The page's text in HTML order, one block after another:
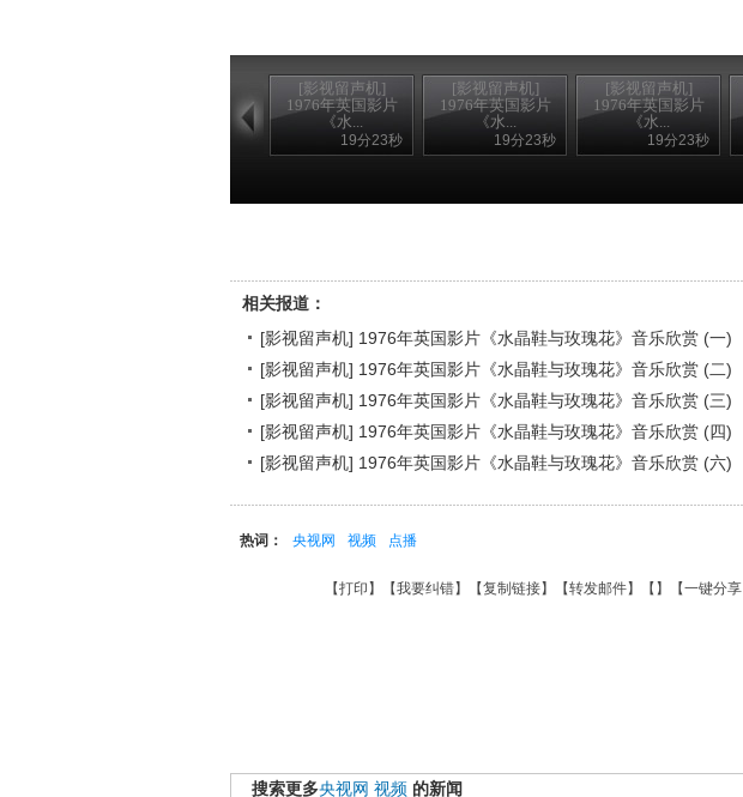
[影视留声机]
1976年英国影片
《水...
19分23秒
[影视留声机]
1976年英国影片
《水...
19分23秒
[影视留声机]
1976年英国影片
《水...
19分23秒
相关报道：
[影视留声机] 1976年英国影片《水晶鞋与玫瑰花》音乐欣赏 (一)
[影视留声机] 1976年英国影片《水晶鞋与玫瑰花》音乐欣赏 (二)
[影视留声机] 1976年英国影片《水晶鞋与玫瑰花》音乐欣赏 (三)
[影视留声机] 1976年英国影片《水晶鞋与玫瑰花》音乐欣赏 (四)
[影视留声机] 1976年英国影片《水晶鞋与玫瑰花》音乐欣赏 (六)
热词： 央视网 视频 点播
【打印 】【我要纠错】【复制链接】【转发邮件】【 】 【一键分享
搜索更多央视网 视频 的新闻